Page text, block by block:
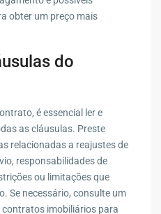
obter um preço mais
do
é essencial ler e
as cláusulas. Preste
relacionadas a reajustes de
responsabilidades de
ou limitações que
Se necessário, consulte um
imobiliários para